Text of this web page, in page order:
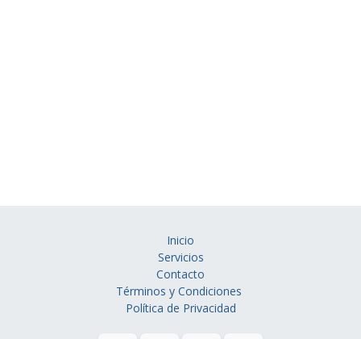
Inicio
Servicios
Contacto
Términos y Condiciones
Política de Privacidad